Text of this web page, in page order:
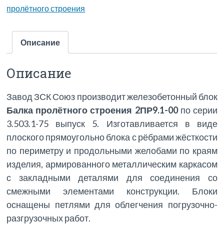
пролётного строения
Описание
Описание
Завод ЗСК Союз производит железобетонный блок
Балка пролётного строения 2ПР9.1-00по серии
3.503.1-75 выпуск 5. Изготавливается в виде
плоского прямоугольно блока с рёбрами жёсткости
по периметру и продольными желобами по краям
изделия, армированного металлическим каркасом
с закладными деталями для соединения со
смежными элементами конструкции. Блоки
оснащены петлями для облегчения погрузочно-
разгрузочных работ.